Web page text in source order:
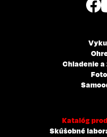
Chladenie
Katalóg
Skúšobné